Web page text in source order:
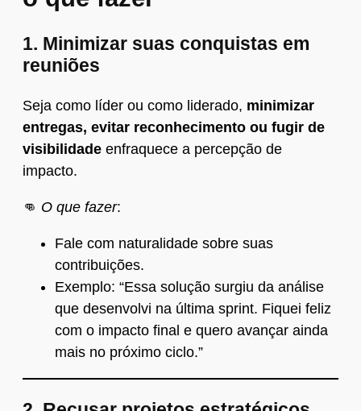
1. Minimizar suas conquistas em
reuniões
Seja como líder ou como liderado, minimizar
entregas, evitar reconhecimento ou fugir de
visibilidade enfraquece a percepção de
impacto.
👊 O que fazer:
Fale com naturalidade sobre suas
contribuições.
Exemplo: “Essa solução surgiu da análise
que desenvolvi na última sprint. Fiquei feliz
com o impacto final e quero avançar ainda
mais no próximo ciclo.”